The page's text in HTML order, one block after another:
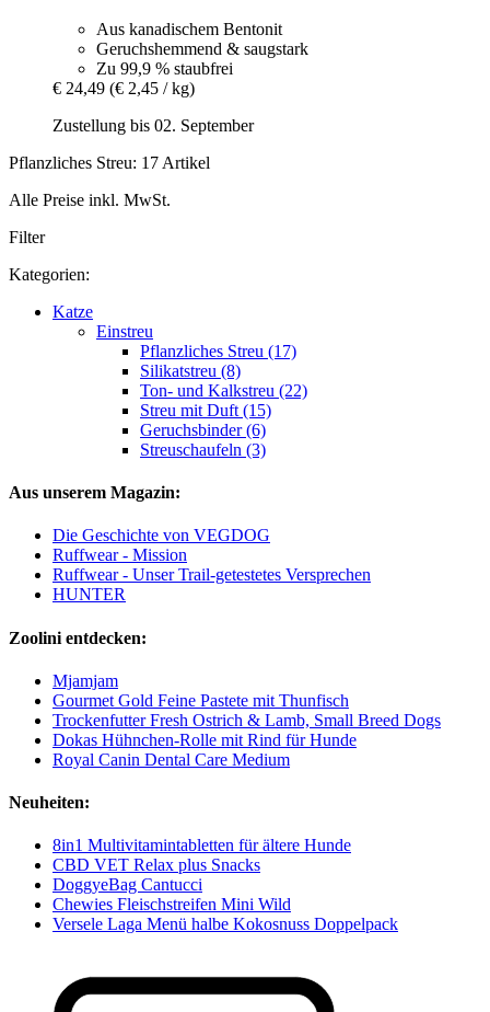
Aus kanadischem Bentonit
Geruchshemmend & saugstark
Zu 99,9 % staubfrei
€ 24,49 (€ 2,45 / kg)
Zustellung bis 02. September
Pflanzliches Streu: 17 Artikel
Alle Preise inkl. MwSt.
Filter
Kategorien:
Katze
Einstreu
Pflanzliches Streu (17)
Silikatstreu (8)
Ton- und Kalkstreu (22)
Streu mit Duft (15)
Geruchsbinder (6)
Streuschaufeln (3)
Aus unserem Magazin:
Die Geschichte von VEGDOG
Ruffwear - Mission
Ruffwear - Unser Trail-getestetes Versprechen
HUNTER
Zoolini entdecken:
Mjamjam
Gourmet Gold Feine Pastete mit Thunfisch
Trockenfutter Fresh Ostrich & Lamb, Small Breed Dogs
Dokas Hühnchen-Rolle mit Rind für Hunde
Royal Canin Dental Care Medium
Neuheiten:
8in1 Multivitamintabletten für ältere Hunde
CBD VET Relax plus Snacks
DoggyeBag Cantucci
Chewies Fleischstreifen Mini Wild
Versele Laga Menü halbe Kokosnuss Doppelpack